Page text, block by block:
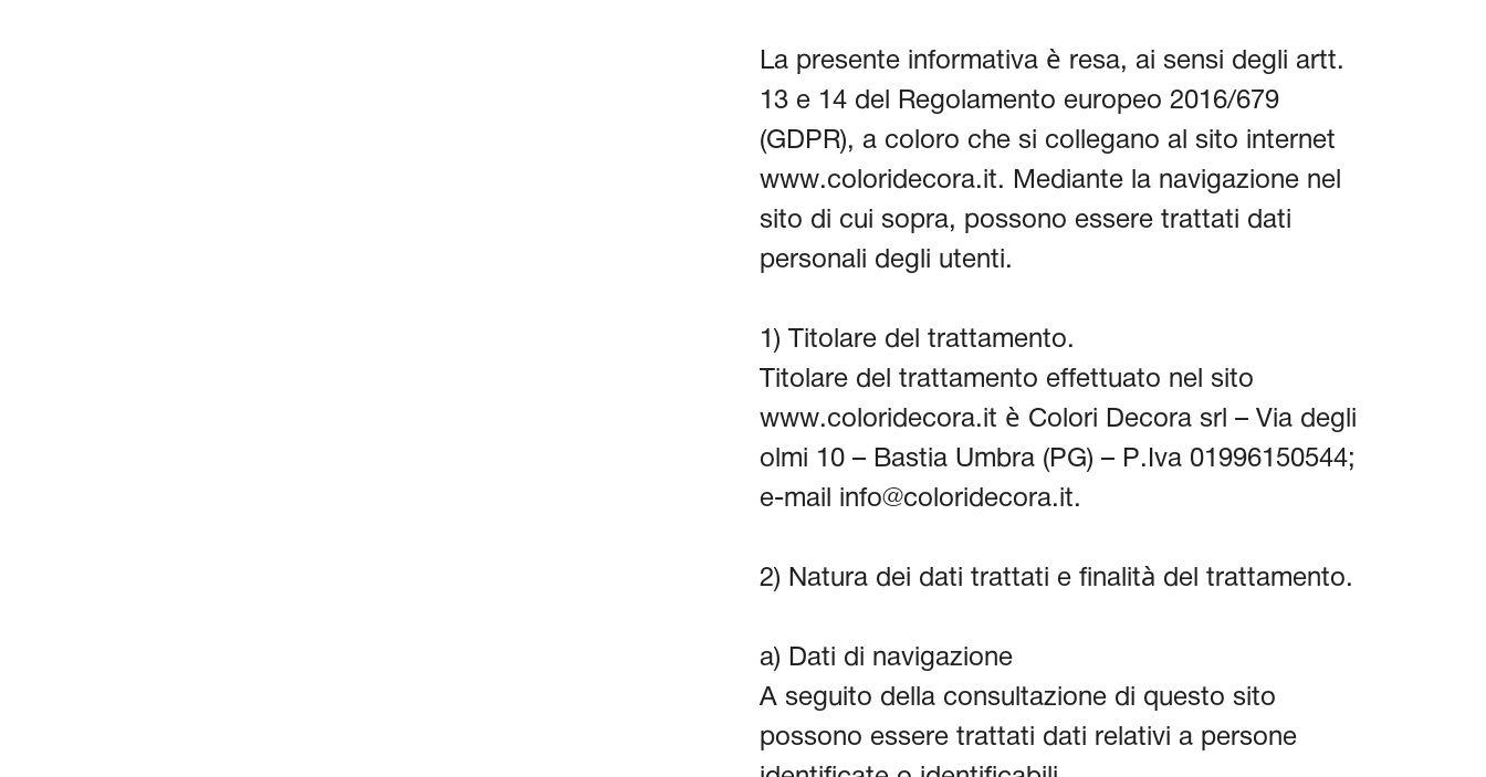
La presente informativa è resa, ai sensi degli artt.
13 e 14 del Regolamento europeo 2016/679
(GDPR), a coloro che si collegano al sito internet
www.coloridecora.it. Mediante la navigazione nel
sito di cui sopra, possono essere trattati dati
personali degli utenti.
1) Titolare del trattamento.
Titolare del trattamento effettuato nel sito
www.coloridecora.it è Colori Decora srl – Via degli
olmi 10 – Bastia Umbra (PG) – P.Iva 01996150544;
e-mail info@coloridecora.it.
2) Natura dei dati trattati e finalità del trattamento.
a) Dati di navigazione
A seguito della consultazione di questo sito
possono essere trattati dati relativi a persone